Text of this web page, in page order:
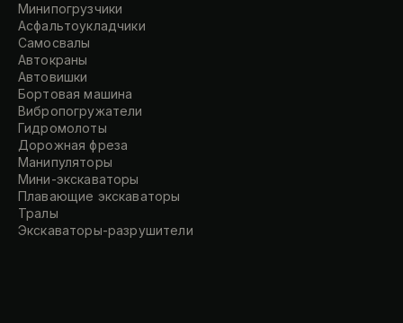
Минипогрузчики
Асфальтоукладчики
Самосвалы
Автокраны
Автовишки
Бортовая машина
Вибропогружатели
Гидромолоты
Дорожная фреза
Манипуляторы
Мини-экскаваторы
Плавающие экскаваторы
Тралы
Экскаваторы-разрушители